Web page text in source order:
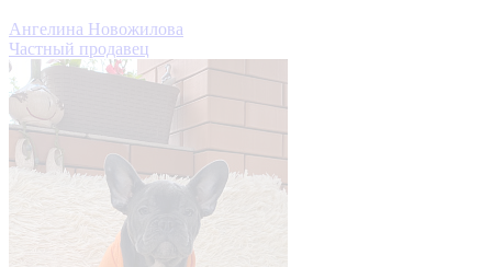
Ангелина Новожилова
Частный продавец